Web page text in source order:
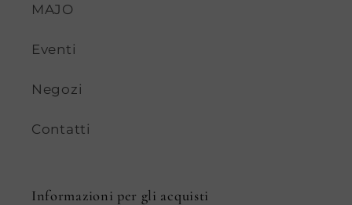
MAJO
Eventi
Negozi
Contatti
Informazioni per gli acquisti